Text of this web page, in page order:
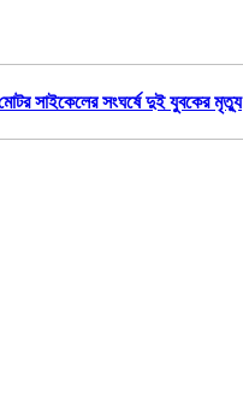
সাইকেলের সংঘর্ষে দুই যুবকের মৃত্যু